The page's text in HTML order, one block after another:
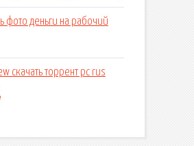
фото деньги на рабочий
скачать торрент pc rus